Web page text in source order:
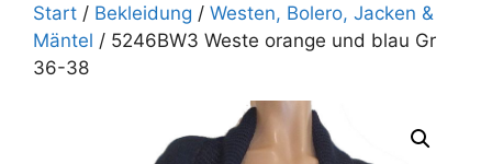
Start / Bekleidung / Westen, Bolero, Jacken &
Mäntel / 5246BW3 Weste orange und blau Gr
36-38